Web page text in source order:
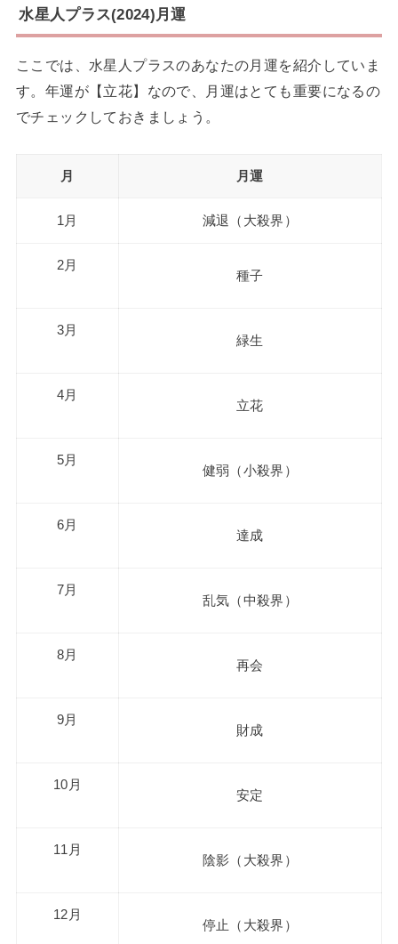
水星人プラス(2024)月運
ここでは、水星人プラスのあなたの月運を紹介していま
す。年運が【立花】なので、月運はとても重要になるの
でチェックしておきましょう。
月 月運
1月 減退（大殺界）
2月
種子
3月
緑生
4月
立花
5月
健弱（小殺界）
6月
達成
7月
乱気（中殺界）
8月
再会
9月
財成
10月
安定
11月
陰影（大殺界）
12月
停止（大殺界）